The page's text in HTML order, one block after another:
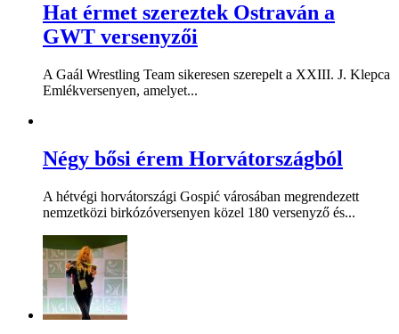
Hat érmet szereztek Ostraván a
GWT versenyzői
A Gaál Wrestling Team sikeresen szerepelt a XXIII. J. Klepca
Emlékversenyen, amelyet...
Négy bősi érem Horvátországból
A hétvégi horvátországi Gospić városában megrendezett
nemzetközi birkózóversenyen közel 180 versenyző és...